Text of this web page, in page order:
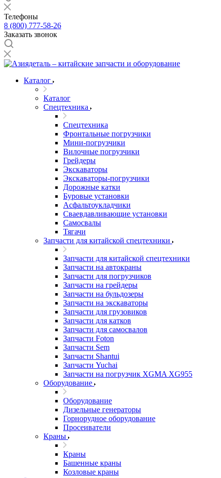
Телефоны
8 (800) 777-58-26
Заказать звонок
Каталог
Каталог
Спецтехника
Спецтехника
Фронтальные погрузчики
Мини-погрузчики
Вилочные погрузчики
Грейдеры
Экскаваторы
Экскаваторы-погрузчики
Дорожные катки
Буровые установки
Асфальтоукладчики
Сваевдавливающие установки
Самосвалы
Тягачи
Запчасти для китайской спецтехники
Запчасти для китайской спецтехники
Запчасти на автокраны
Запчасти для погрузчиков
Запчасти на грейдеры
Запчасти на бульдозеры
Запчасти на экскаваторы
Запчасти для грузовиков
Запчасти для катков
Запчасти для самосвалов
Запчасти Foton
Запчасти Sem
Запчасти Shantui
Запчасти Yuchai
Запчасти на погрузчик XGMA XG955
Оборудование
Оборудование
Дизельные генераторы
Горнорудное оборудование
Просеиватели
Краны
Краны
Башенные краны
Козловые краны